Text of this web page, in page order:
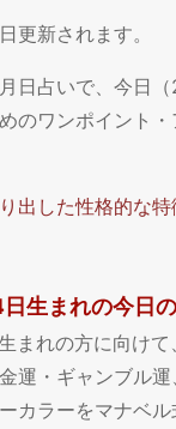
更新されます。
日占いで、今日
のワンポイント
出した性格的な特
生まれの今日
まれの方に向け
運・ギャンブル運
カラーをマナベ